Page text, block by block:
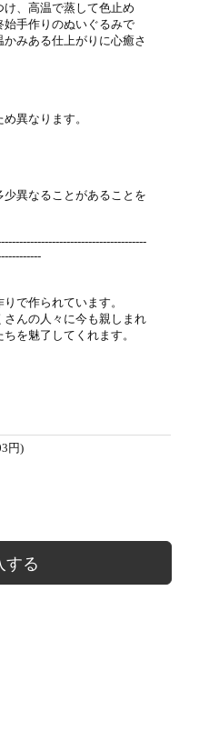
、高温で蒸して色止め
始手作りのぬいぐるみで
みある仕上がりに心癒さ
異なります。
異なることがあることを
で作られています。
んの人々に今も親しまれ
を魅了してくれます。
円)
する